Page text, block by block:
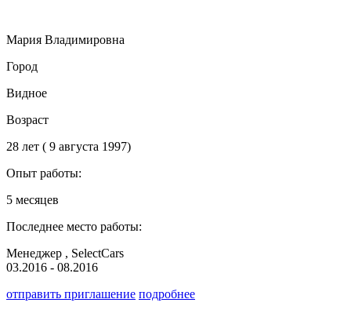
Мария Владимировна
Город
Видное
Возраст
28 лет ( 9 августа 1997)
Опыт работы:
5 месяцев
Последнее место работы:
Менеджер , SelectCars
03.2016 - 08.2016
отправить приглашение подробнее